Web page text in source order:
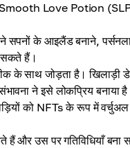
Love Potion (SLP)
सपनों के आइलैंड बनाने,
सकते हैं।
के साथ जोड़ता है। खिलाड़ी
ने इसे लोकप्रिय बनाया
को NFTs के रूप में
और उस पर गतिविधियाँ बना